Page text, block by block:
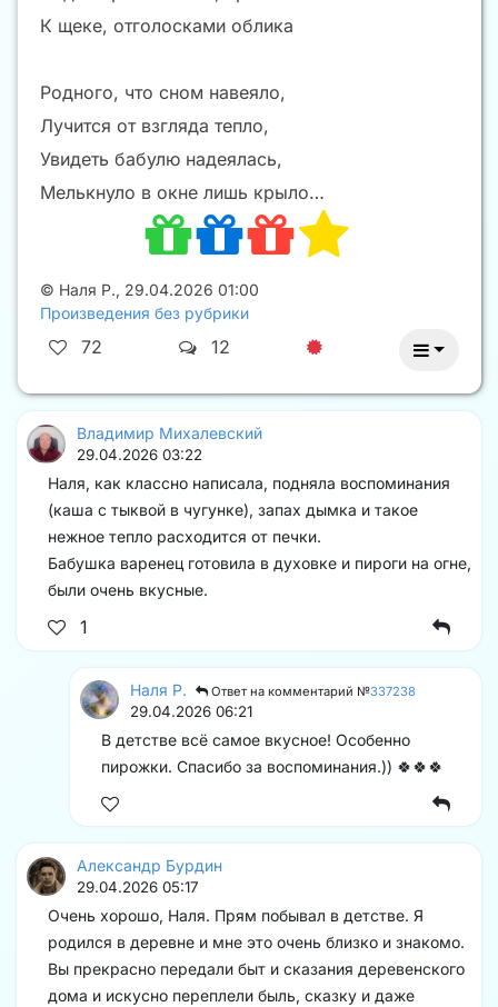
К щеке, отголосками облика
Родного, что сном навеяло,
Лучится от взгляда тепло,
Увидеть бабулю надеялась,
Мелькнуло в окне лишь крыло…
© Наля Р., 29.04.2026 01:00
Произведения без рубрики
72 12
Владимир Михалевский
29.04.2026 03:22
Наля, как классно написала, подняла воспоминания
(каша с тыквой в чугунке), запах дымка и такое
нежное тепло расходится от печки.
Бабушка варенец готовила в духовке и пироги на огне,
были очень вкусные.
1
Наля Р. Ответ на комментарий №337238
29.04.2026 06:21
В детстве всё самое вкусное! Особенно
пирожки. Спасибо за воспоминания.)) 🍀🍀🍀
Александр Бурдин
29.04.2026 05:17
Очень хорошо, Наля. Прям побывал в детстве. Я
родился в деревне и мне это очень близко и знакомо.
Вы прекрасно передали быт и сказания деревенского
дома и искусно переплели быль, сказку и даже